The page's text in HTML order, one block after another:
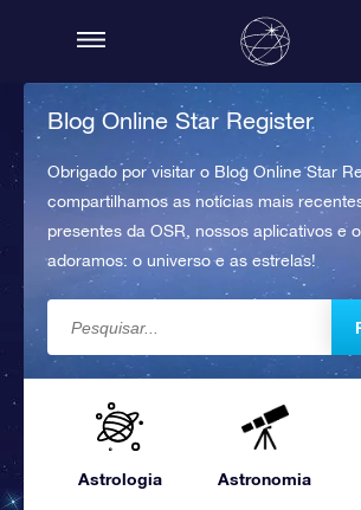
Blog Online Star Register
Obrigado por visitar o Blog Online Star
compartilhamos as notícias mais
presentes da OSR, nossos aplicativos e
adoramos: o universo e as estrelas!
Astrologia Astronomia